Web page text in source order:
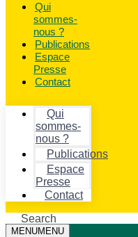
Qui
sommes-
nous ?
Publications
Espace
Presse
Contact
Qui
sommes-
nous ?
Publications
Espace
Presse
Contact
Search
MENUMENU